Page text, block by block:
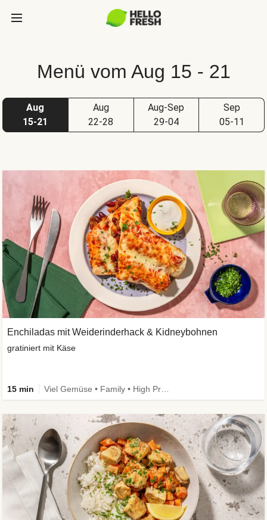
Menü vom Aug 15 - 21
Aug
15-21
Aug
22-28
Aug-Sep
29-04
Sep
05-11
Enchiladas mit Weiderinderhack & Kidneybohnen
gratiniert mit Käse
15 min